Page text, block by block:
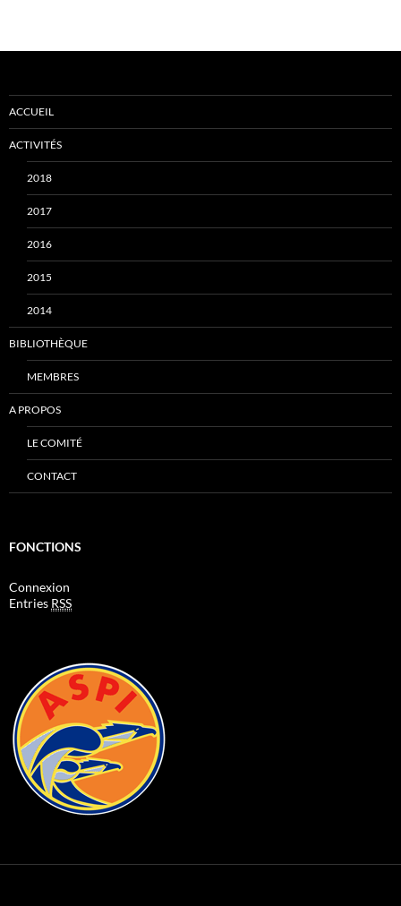
ACCUEIL
ACTIVITÉS
2018
2017
2016
2015
2014
BIBLIOTHÈQUE
MEMBRES
A PROPOS
LE COMITÉ
CONTACT
FONCTIONS
Connexion
Entries RSS